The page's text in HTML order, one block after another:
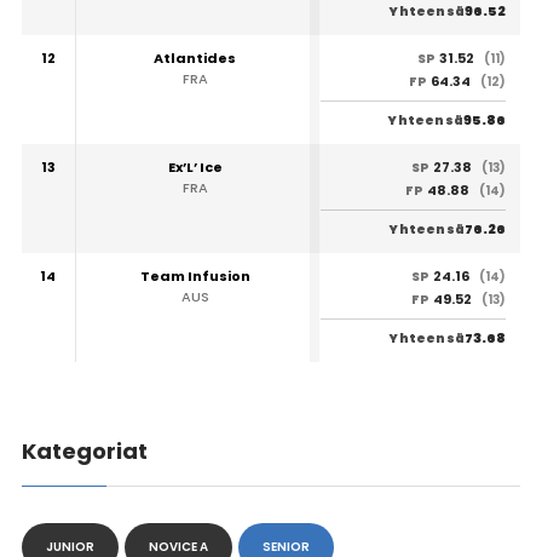
Yhteensä96.52
12
Atlantides
FRA
SP 31.52
(11)
FP 64.34 (12)
Yhteensä95.86
13
Ex’L’ Ice
FRA
SP 27.38
(13)
FP 48.88 (14)
Yhteensä76.26
14
Team Infusion
AUS
SP 24.16 (14)
FP 49.52 (13)
Yhteensä73.68
Kategoriat
JUNIOR NOVICE A SENIOR